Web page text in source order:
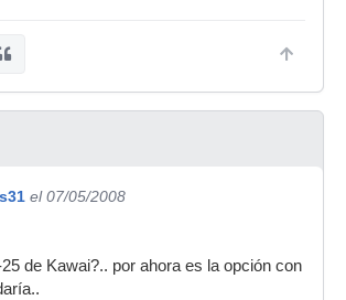
el 07/05/2008
de Kawai?.. por ahora es la opción con